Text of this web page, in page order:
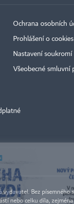
Ochrana osobních
Prohlášení o cookies
Nastavení soukromí
Všeobecné smluvní
vydavatel. Bez písemného
nebo celku díla,